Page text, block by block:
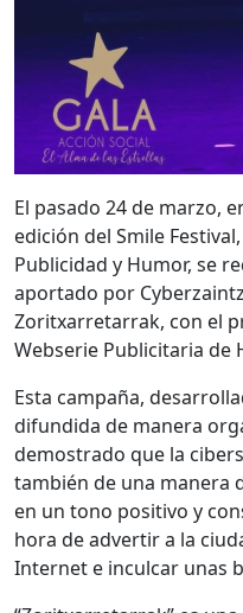
El pasado 24 de marzo,
edición del Smile
Publicidad y Humor, se
aportado por
Zoritxarretarrak, con el
Webserie Publicitaria de
Esta campaña,
difundida de manera
demostrado que la
también de una manera
en un tono positivo y
hora de advertir a la
Internet e inculcar unas